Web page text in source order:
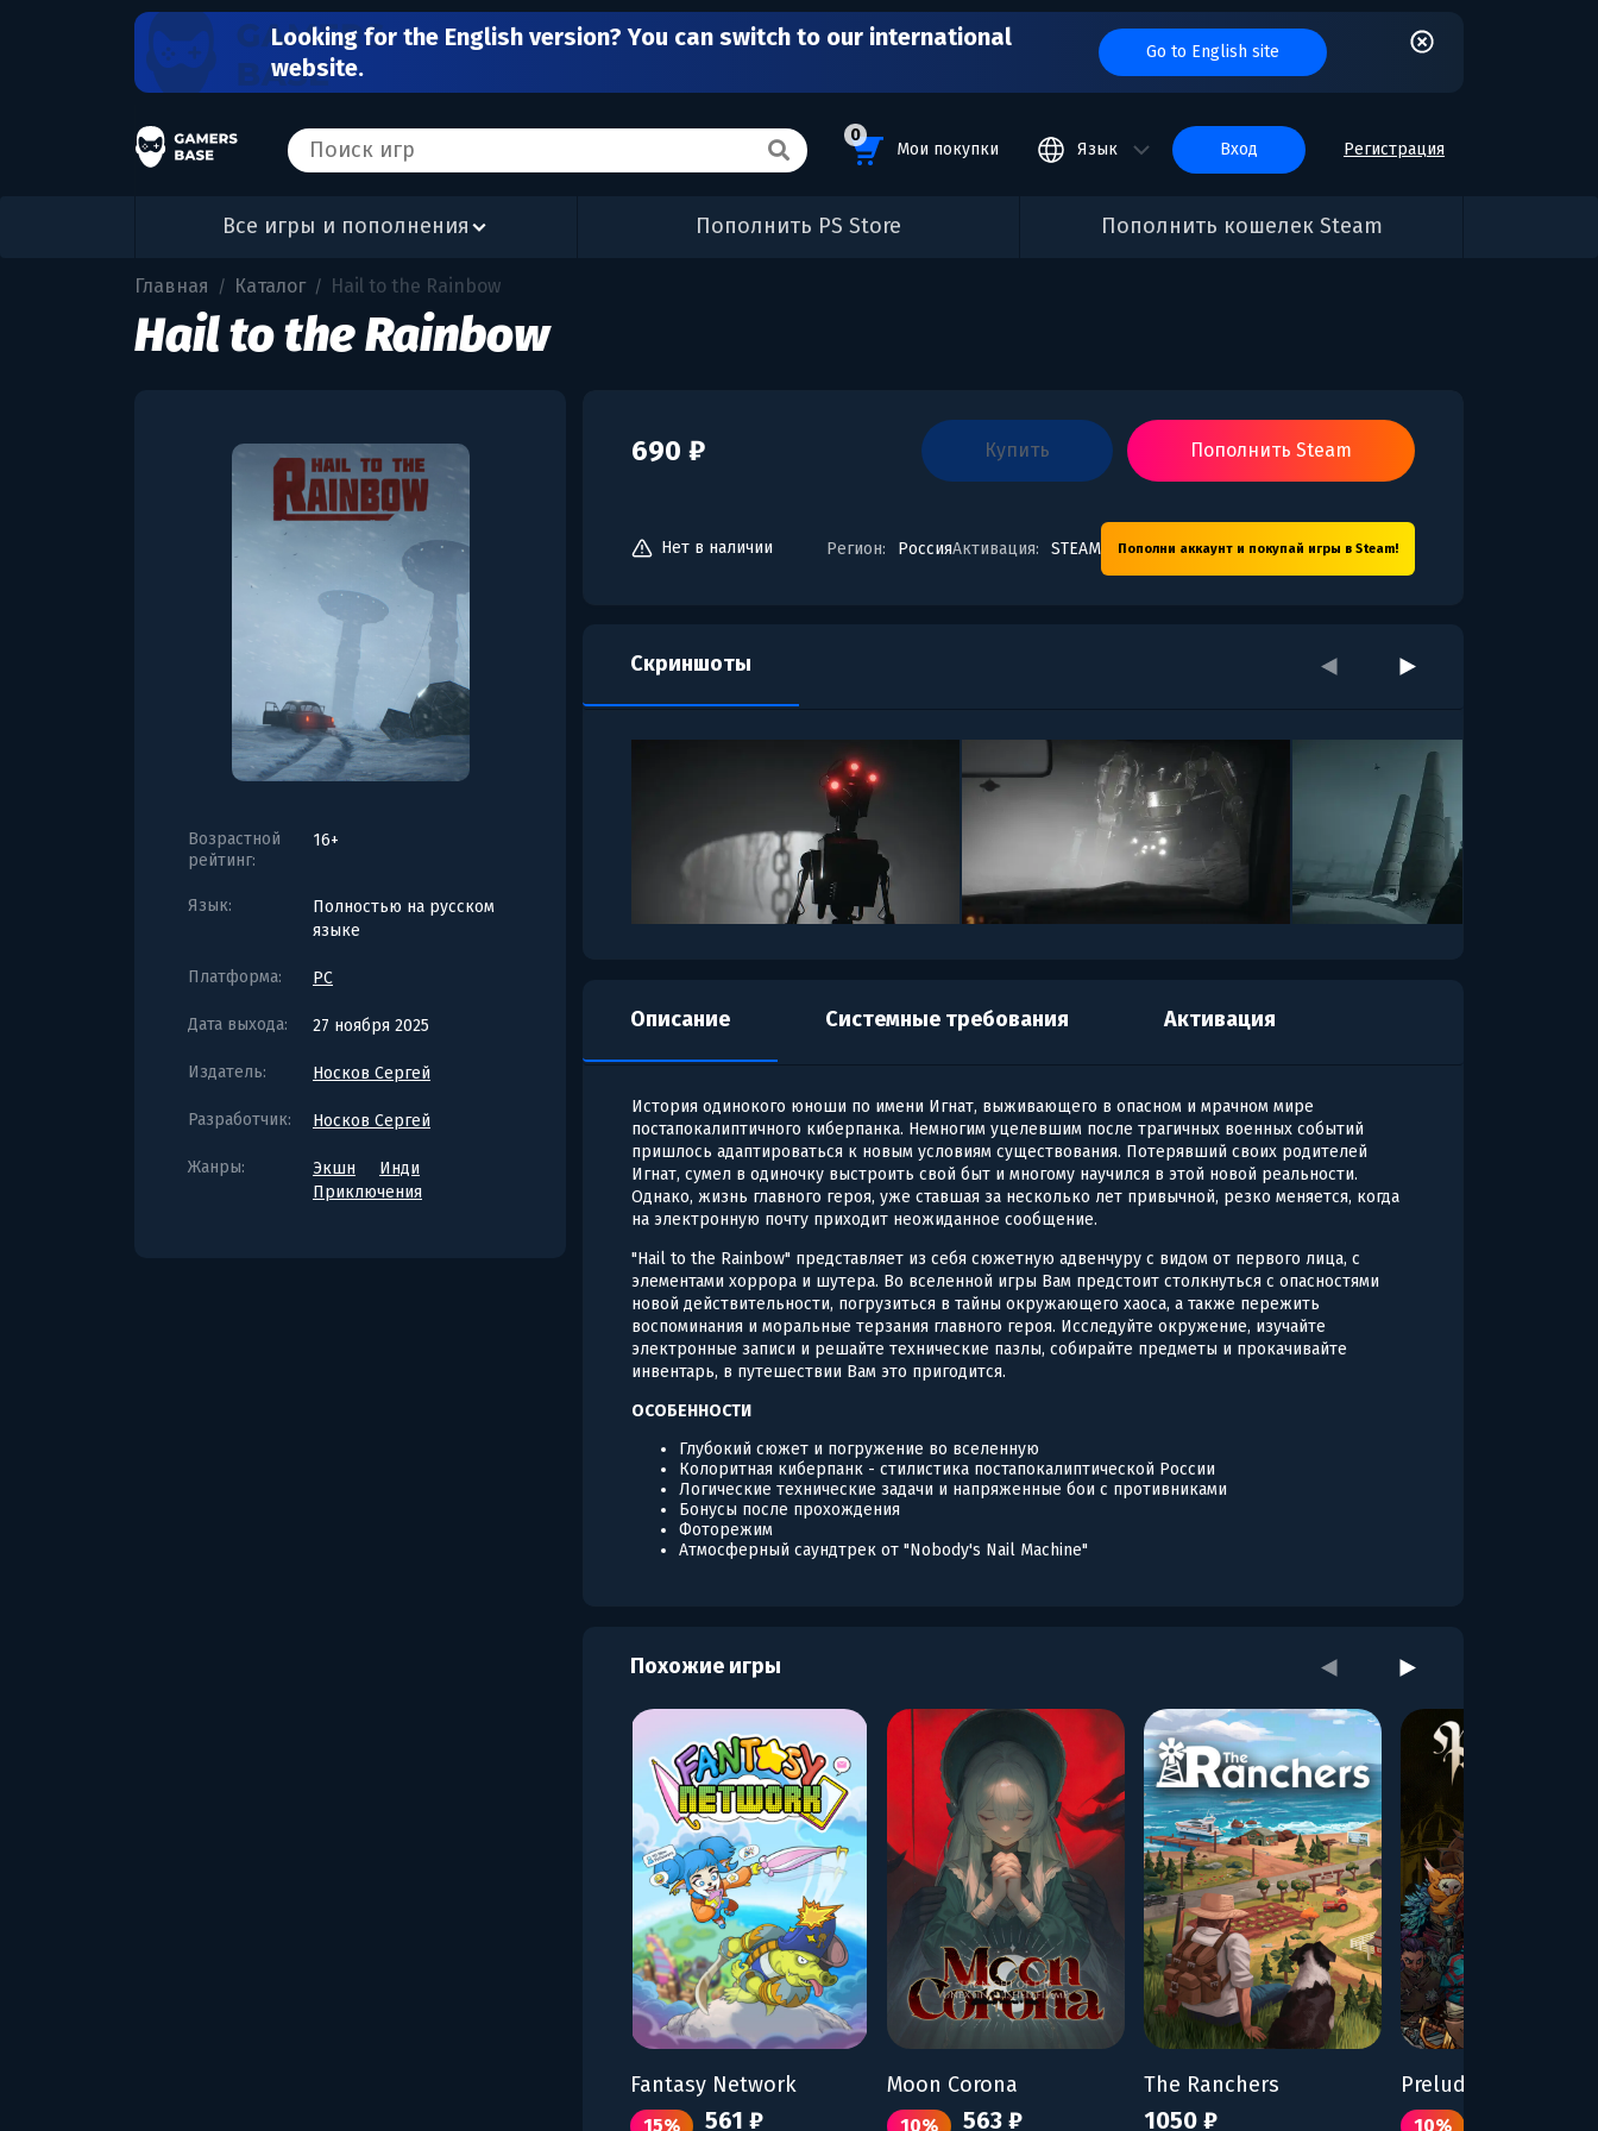
Looking for the English version? You can switch to our international
website.
Go to English site
0
Мои покупки Язык вход Регистрация
Все игры и пополнения Пополнить PS Store Пополнить кошелек Steam
Главная / Каталог / Hail to the Rainbow
Hail to the Rainbow
Возрастной
рейтинг:
16+
Язык:
Полностью на русском
языке
Платформа: PC
Дата выхода: 27 ноября 2025
Издатель: Носков Сергей
Разработчик: Носков Сергей
Жанры: Экшн
Инди
Приключения
690 ₽ Пополнить Steam
купить
Регион: РоссияАктивация: STEAM
Нет в наличии Пополни аккаунт и покупай игры в Steam!
Скриншоты
Описание Системные требования Активация
История одинокого юноши по имени Игнат, выживающего в опасном и мрачном мире
постапокалиптичного киберпанка. Немногим уцелевшим после трагичных военных событий
пришлось адаптироваться к новым условиям существования. Потерявший своих родителей
Игнат, сумел в одиночку выстроить свой быт и многому научился в этой новой реальности.
Однако, жизнь главного героя, уже ставшая за несколько лет привычной, резко меняется, когда
на электронную почту приходит неожиданное сообщение.
"Hail to the Rainbow" представляет из себя сюжетную адвенчуру с видом от первого лица, с
элементами хоррора и шутера. Во вселенной игры Вам предстоит столкнуться с опасностями
новой действительности, погрузиться в тайны окружающего хаоса, а также пережить
воспоминания и моральные терзания главного героя. Исследуйте окружение, изучайте
электронные записи и решайте технические пазлы, собирайте предметы и прокачивайте
инвентарь, в путешествии Вам это пригодится.
ОСОБЕННОСТИ
Глубокий сюжет и погружение во вселенную
Колоритная киберпанк - стилистика постапокалиптической России
Логические технические задачи и напряженные бои с противниками
Бонусы после прохождения
Фоторежим
Атмосферный саундтрек от "Nobody's Nail Machine"
Похожие игры
Fantasy Network
15% 561 ₽
Moon Corona
10% 563 ₽
The Ranchers
1050 ₽
Prelude Dark Pain
10%